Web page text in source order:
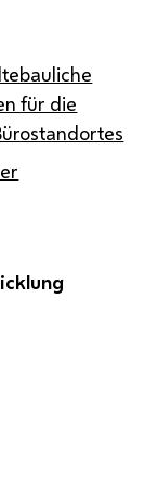
für die